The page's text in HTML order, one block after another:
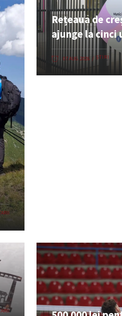
Rețeaua de
ajunge la cinci
07 AUG. 2026 ȘTIRI